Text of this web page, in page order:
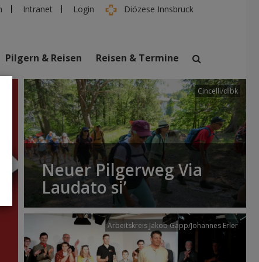
Intranet Login Diözese Innsbruck
suchen
Personen
Pilgern & Reisen Reisen & Termine
Cincelli/dibk
Neuer Pilgerweg Via
Laudato si’
Arbeitskreis Jakob Gapp/Johannes Erler